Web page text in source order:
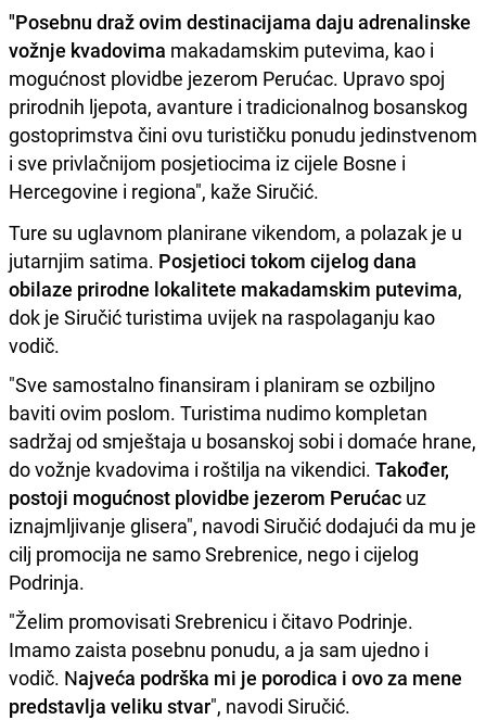
"Posebnu draž ovim destinacijama daju adrenalinske
vožnje kvadovima makadamskim putevima, kao i
mogućnost plovidbe jezerom Perućac. Upravo spoj
prirodnih ljepota, avanture i tradicionalnog bosanskog
gostoprimstva čini ovu turističku ponudu jedinstvenom
i sve privlačnijom posjetiocima iz cijele Bosne i
Hercegovine i regiona", kaže Siručić.
Ture su uglavnom planirane vikendom, a polazak je u
jutarnjim satima. Posjetioci tokom cijelog dana
obilaze prirodne lokalitete makadamskim putevima,
dok je Siručić turistima uvijek na raspolaganju kao
vodič.
"Sve samostalno finansiram i planiram se ozbiljno
baviti ovim poslom. Turistima nudimo kompletan
sadržaj od smještaja u bosanskoj sobi i domaće hrane,
do vožnje kvadovima i roštilja na vikendici. Također,
postoji mogućnost plovidbe jezerom Perućac uz
iznajmljivanje glisera", navodi Siručić dodajući da mu je
cilj promocija ne samo Srebrenice, nego i cijelog
Podrinja.
"Želim promovisati Srebrenicu i čitavo Podrinje.
Imamo zaista posebnu ponudu, a ja sam ujedno i
vodič. Najveća podrška mi je porodica i ovo za mene
predstavlja veliku stvar", navodi Siručić.